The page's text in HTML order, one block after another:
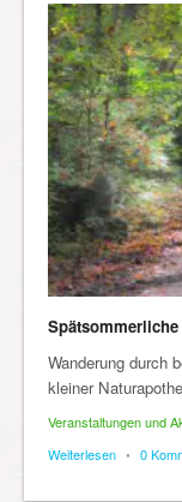
Wanderung durch
kleiner
Veranstaltungen und
Weiterlesen • 0